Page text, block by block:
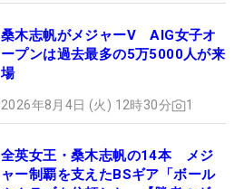
桑木志帆がメジャーV AIG女子オ
ープンは過去最多の5万5000人が来
場
2026年8月4日 (火) 12時30分 1
全英女王・桑木志帆の14本 メジ
ャー制覇を支えたBSギア「ボール